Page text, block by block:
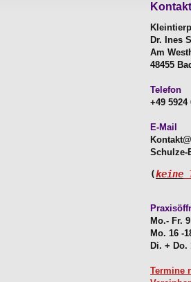
Kontakt
Dr. Ines
Am
48455
Telefon
+49 5924
E-Mail
Schulze-
(keine
Mo.- Fr.
Mo. 16 -
Di. + Do.
Termine